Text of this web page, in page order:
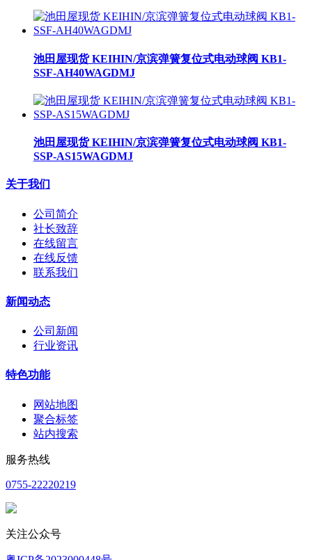
池田屋现货 KEIHIN/京滨弹簧复位式电动球阀 KB1-
SSF-AH40WAGDMJ
池田屋现货 KEIHIN/京滨弹簧复位式电动球阀 KB1-
SSP-AS15WAGDMJ
关于我们
公司简介
社长致辞
在线留言
在线反馈
联系我们
新闻动态
公司新闻
行业资讯
特色功能
网站地图
聚合标签
站内搜索
服务热线
0755-22220219
关注公众号